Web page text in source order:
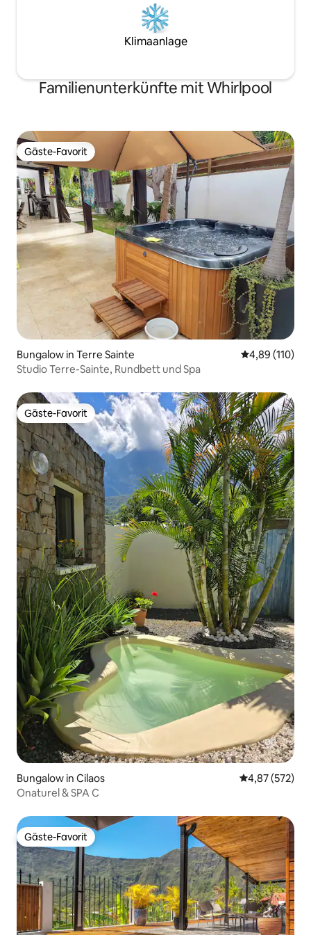
Klimaanlage
Familienunterkünfte mit Whirlpool
Gäste-Favorit
Gäste-Favorit
Bungalow in Terre Sainte
4,89 (110)
Studio Terre-Sainte, Rundbett und Spa
Gäste-Favorit
Gäste-Favorit
Bungalow in Cilaos
4,87 (572)
Onaturel & SPA C
Gäste-Favorit
Gäste-Favorit